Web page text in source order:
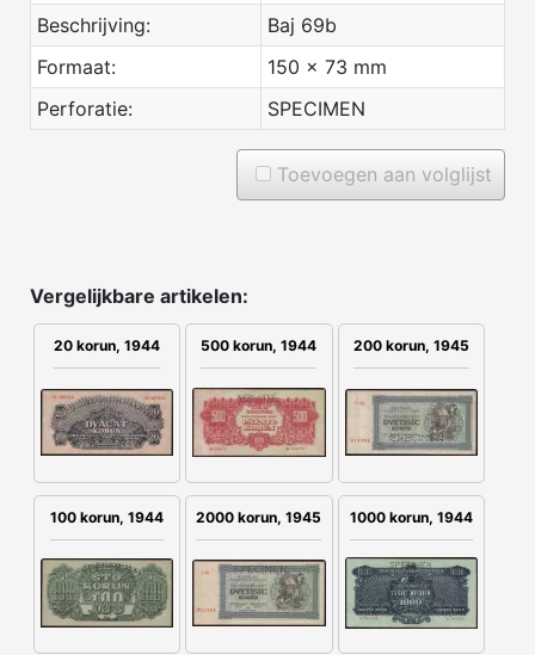
Beschrijving:
Baj 69b
Formaat:
150 x 73 mm
Perforatie:
SPECIMEN
Toevoegen aan volglijst
Vergelijkbare artikelen:
20 korun, 1944 500 korun, 1944 200 korun, 1945
100 korun, 1944 2000 korun, 1945 1000 korun, 1944